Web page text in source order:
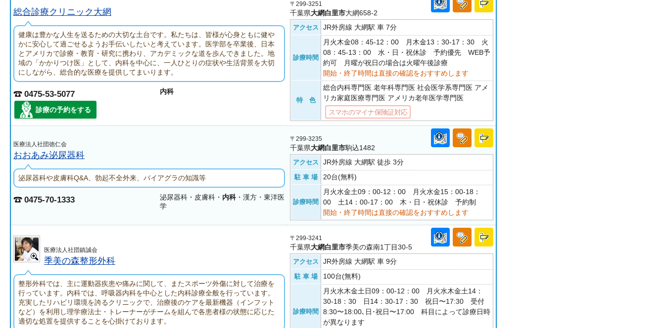
総合診療クリニック大網
健康は豊かな人生を送るための大切な土台です。私たちは、皆様が心身ともに健や
かに安心して過ごせるようお手伝いしたいと考えています。医学部を卒業後、日本
とアメリカで診療・教育・研究に携わり、アカデミックな道を歩んできました。地
域の「かかりつけ医」として、内科を中心に、一人ひとりの症状や生活背景を大切
にしながら、総合的な医療を提供してまいります。
0475-53-5077
診療の予約をする
内科
〒299-3251
千葉県大網白里市大網658-2
アクセス JR外房線 大網駅 車 7分
診療時間
月火木金08：45-12：00 月木金13：30-17：30 火
08：45-13：00 水・日・祝休診 予約優先 WEB予
約可 月曜が祝日の場合は火曜午後診療
開始・終了時間は直接の確認をおすすめします
特 色
総合内科専門医 老年科専門医 社会医学系専門医 アメ
リカ家庭医療専門医 アメリカ老年医学専門医
スマホのマイナ保険証対応
医療法人社団徳仁会
おおあみ泌尿器科
泌尿器科や皮膚科Q&A、勃起不全外来、バイアグラの知識等
0475-70-1333 泌尿器科・皮膚科・ 内科・漢方・東洋医
学
〒299-3235
千葉県大網白里市駒込1482
アクセス JR外房線 大網駅 徒歩 3分
駐 車 場 20台(無料)
診療時間
月火水金土09：00-12：00 月火水金15：00-18：
00 土14：00-17：00 木・日・祝休診 予約制
開始・終了時間は直接の確認をおすすめします
医療法人社団鎮誠会
季美の森整形外科
整形外科では、主に運動器疾患や痛みに関して、またスポーツ外傷に対して治療を
行っています。内科では、呼吸器内科を中心とした内科診療全般を行っています。
充実したリハビリ環境を誇るクリニックで、治療後のケアを最新機器（インフット
など）を利用し理学療法士・トレーナーがチームを組んで各患者様の状態に応じた
適切な処置を提供することを心掛けております。
〒299-3241
千葉県大網白里市季美の森南1丁目30-5
アクセス JR外房線 大網駅 車 9分
駐 車 場 100台(無料)
診療時間
月火水木金土日09：00-12：00 月火水木金土14：
30-18：30 日14：30-17：30 祝日〜17:30 受付
8:30〜18:00､日･祝日〜17:00 科目によって診療日時
が異なります